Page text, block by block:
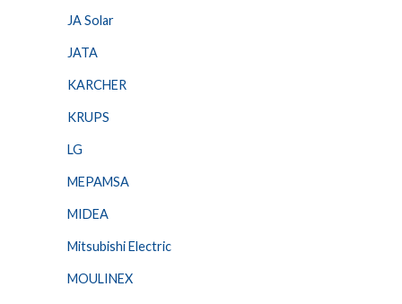
JA Solar
JATA
KARCHER
KRUPS
LG
MEPAMSA
MIDEA
Mitsubishi Electric
MOULINEX